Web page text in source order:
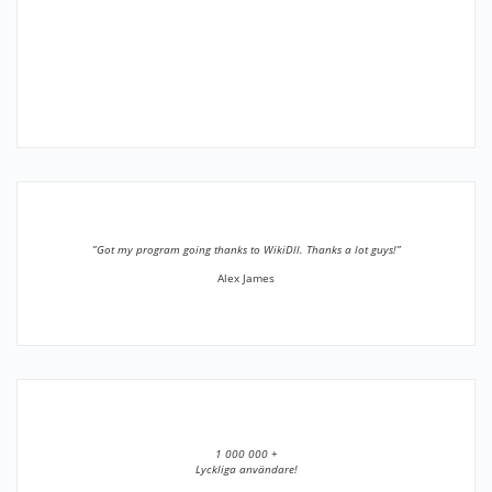
”Got my program going thanks to WikiDll. Thanks a lot guys!”
Alex James
1 000 000 +
Lyckliga användare!